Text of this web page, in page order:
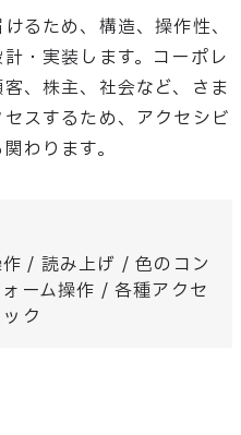
るため、構造、操作性、
・実装します。コーポレ
、株主、社会など、さま
スするため、アクセシビ
わります。
/ 読み上げ / 色のコン
ーム操作 / 各種アクセ
ク